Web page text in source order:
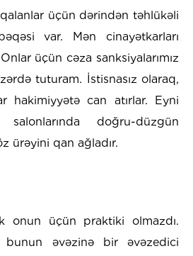
üçün dərindən təhlükəli
var. Mən cinayətkarları
üçün cəza sanksiyalarımız
tuturam. İstisnasız olaraq,
hakimiyyətə can atırlar. Eyni
doğru-düzgün
ürəyini qan ağladır.
onun üçün praktiki olmazdı.
bunun əvəzinə bir əvəzedici